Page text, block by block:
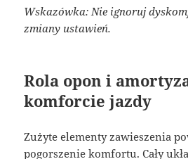
Wskazówka: Nie ignoruj
zmiany ustawień.
Rola opon i
komforcie jazdy
Zużyte elementy zawieszenia
pogorszenie komfortu. Cały